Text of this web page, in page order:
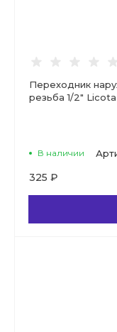
Переходник
резьба 1/2" Licota
В наличии
325 ₽